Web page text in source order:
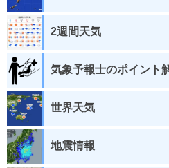
2週間天気
気象予報士のポイント
世界天気
地震情報